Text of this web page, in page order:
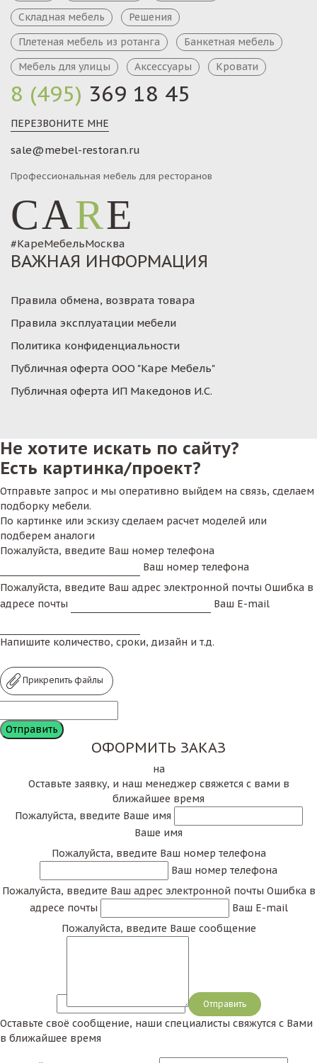
8 (495) 369 18 45
ПЕРЕЗВОНИТЕ МНЕ
sale@mebel-restoran.ru
Профессиональная мебель для ресторанов
CARE
#КареМебельМосква
Складная мебель
Решения
Плетеная мебель из ротанга
Банкетная мебель
Мебель для улицы
Аксессуары Кровати
ВАЖНАЯ ИНФОРМАЦИЯ
Правила обмена, возврата товара
Правила эксплуатации мебели
Политика конфиденциальности
Публичная оферта ООО "Каре Мебель"
Публичная оферта ИП Македонов И.С.
Не хотите искать по сайту?
Есть картинка/проект?
Отправьте запрос и мы оперативно выйдем на связь, сделаем
подборку мебели.
По картинке или эскизу сделаем расчет моделей или
подберем аналоги
Пожалуйста, введите Ваш номер телефона
Ваш номер телефона
Пожалуйста, введите Ваш адрес электронной почты Ошибка в
адресе почты
Ваш E-mail
Напишите количество, сроки, дизайн и т.д.
Прикрепить файлы
ОФОРМИТЬ ЗАКАЗ
на
Оставьте заявку, и наш менеджер свяжется с вами в
ближайшее время
Пожалуйста, введите Ваше имя
Ваше имя
Пожалуйста, введите Ваш номер телефона
Ваш номер телефона
Пожалуйста, введите Ваш адрес электронной почты Ошибка в
адресе почты
Ваш E-mail
Пожалуйста, введите Ваше сообщение
Сообщение
Оставьте своё сообщение, наши специалисты свяжутся с Вами
в ближайшее время